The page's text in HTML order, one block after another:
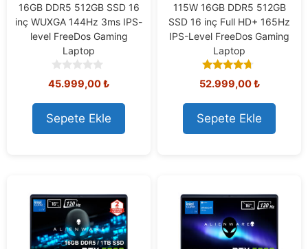
16GB DDR5 512GB SSD 16
inç WUXGA 144Hz 3ms IPS-
level FreeDos Gaming
Laptop
0
o
u
t
o
f
45.999,00₺
Sepete Ekle
115W 16GB DDR5 512GB
SSD 16 inç Full HD+ 165Hz
IPS-Level FreeDos Gaming
Laptop
4.50
out of 5
52.999,00₺
Sepete Ekle